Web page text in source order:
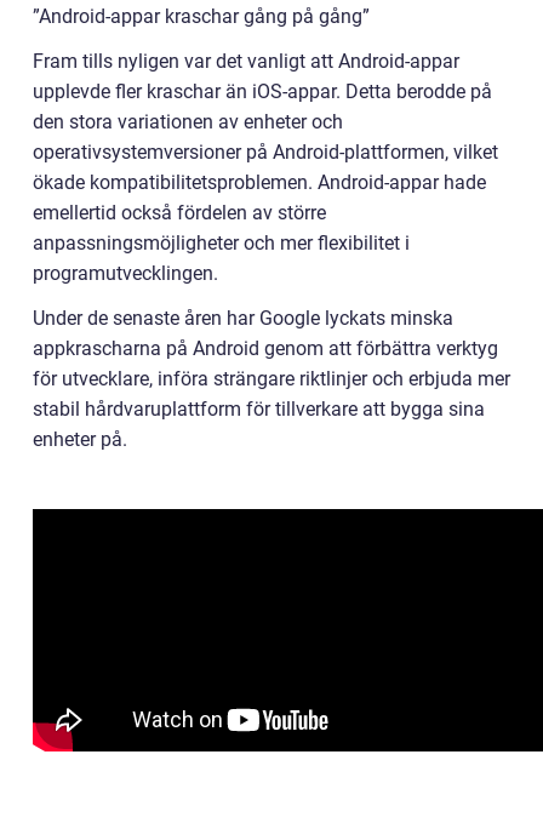
”Android-appar kraschar gång på gång”
Fram tills nyligen var det vanligt att Android-appar
upplevde fler kraschar än iOS-appar. Detta berodde på
den stora variationen av enheter och
operativsystemversioner på Android-plattformen, vilket
ökade kompatibilitetsproblemen. Android-appar hade
emellertid också fördelen av större
anpassningsmöjligheter och mer flexibilitet i
programutvecklingen.
Under de senaste åren har Google lyckats minska
appkrascharna på Android genom att förbättra verktyg
för utvecklare, införa strängare riktlinjer och erbjuda mer
stabil hårdvaruplattform för tillverkare att bygga sina
enheter på.